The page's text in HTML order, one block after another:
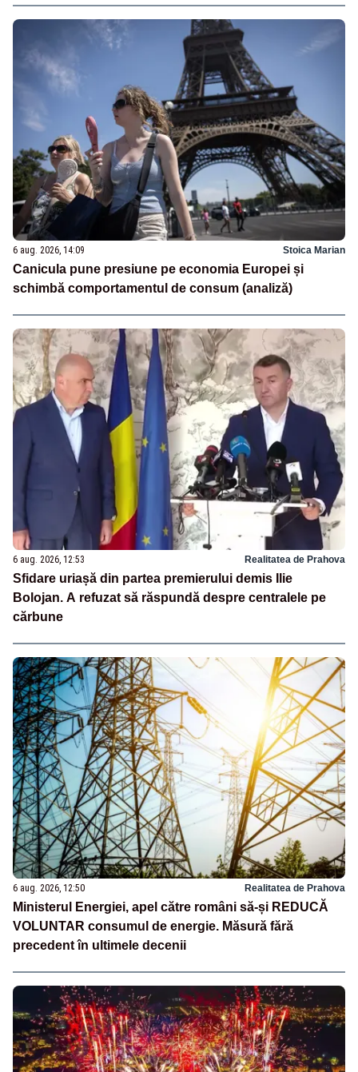
6 aug. 2026, 14:09 Stoica Marian
Canicula pune presiune pe economia Europei și
schimbă comportamentul de consum (analiză)
6 aug. 2026, 12:53 Realitatea de Prahova
Sfidare uriașă din partea premierului demis Ilie
Bolojan. A refuzat să răspundă despre centralele pe
cărbune
6 aug. 2026, 12:50 Realitatea de Prahova
Ministerul Energiei, apel către români să-și REDUCĂ
VOLUNTAR consumul de energie. Măsură fără
precedent în ultimele decenii